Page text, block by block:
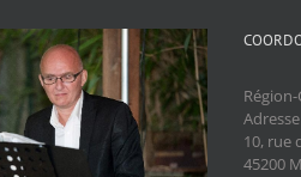
10, rue
45200